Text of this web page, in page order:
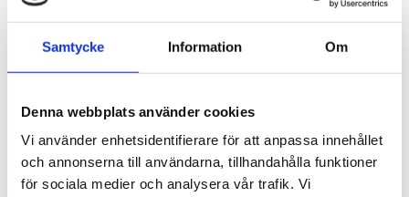
Samtycke Information Om
Denna webbplats använder cookies
Vi använder enhetsidentifierare för att anpassa innehållet
och annonserna till användarna, tillhandahålla funktioner
för sociala medier och analysera vår trafik. Vi
THULE CLAMP EVO 4-
PACK 710500
THULE CLAMP EDGE 4-
PACK 720500